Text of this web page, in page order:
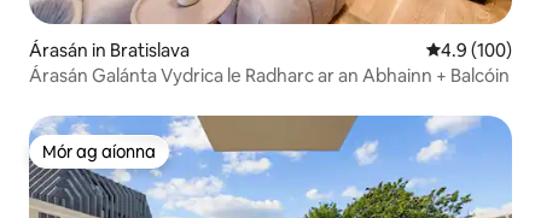
Árasán in Bratislava Meánrátáil
4.9 (100)
Árasán Galánta Vydrica le Radharc ar an Abhainn + Balcóin
Mór ag aíonna
Mór ag aíonna